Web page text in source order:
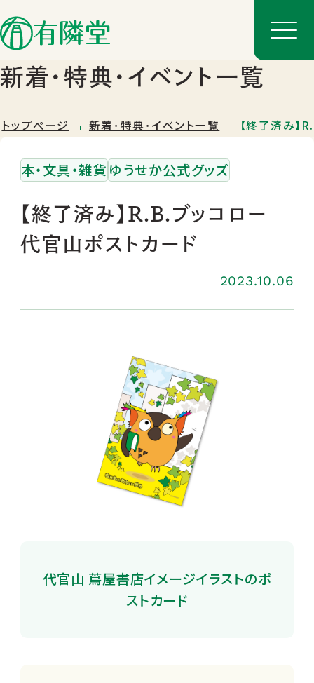
店舗一覧
新着･特典･イベント一覧
トップページ 新着･特典･イベント一覧 【終了済み】
本・文具・雑貨 ゆうせか公式グッズ
【終了済み】R.B.ブッコロー
代官山ポストカード
2023.10.06
代官山 蔦屋書店イメージイラストのポ
ストカード